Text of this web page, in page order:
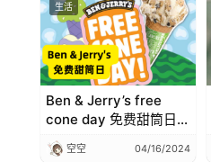
生活
Ben & Jerry’s free
cone day 免费甜筒日！
一年一次，就在今天~
空空 04/16/2024